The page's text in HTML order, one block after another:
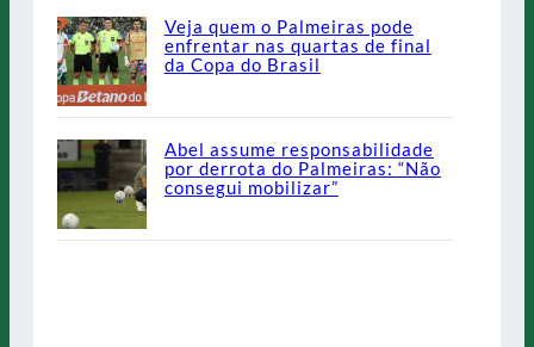
Veja quem o Palmeiras pode
enfrentar nas quartas de final
da Copa do Brasil
Abel assume responsabilidade
por derrota do Palmeiras: “Não
consegui mobilizar”